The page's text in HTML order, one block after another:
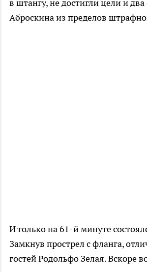
в штангу, не достигли цели и
Аброскина из пределов
И только на61-йминуте
Замкнув прострел с фланга,
гостей Родольфо Зелая. Вскоре